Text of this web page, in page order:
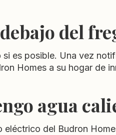
del
es posible. Una vez
Homes a su hogar de
agua
eléctrico del Budron